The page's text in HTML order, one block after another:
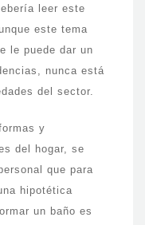
leer este
este tema
le puede dar un
nunca está
del sector.
y
del hogar, se
que para
hipotética
un baño es